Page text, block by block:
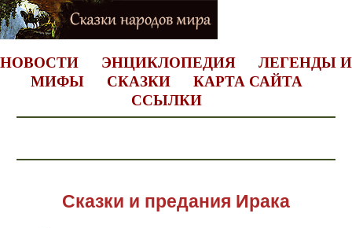
НОВОСТИ ЭНЦИКЛОПЕДИЯ
ЛЕГЕНДЫ И
МИФЫ
СКАЗКИ
КАРТА САЙТА
ССЫЛКИ
Сказки и предания Ирака